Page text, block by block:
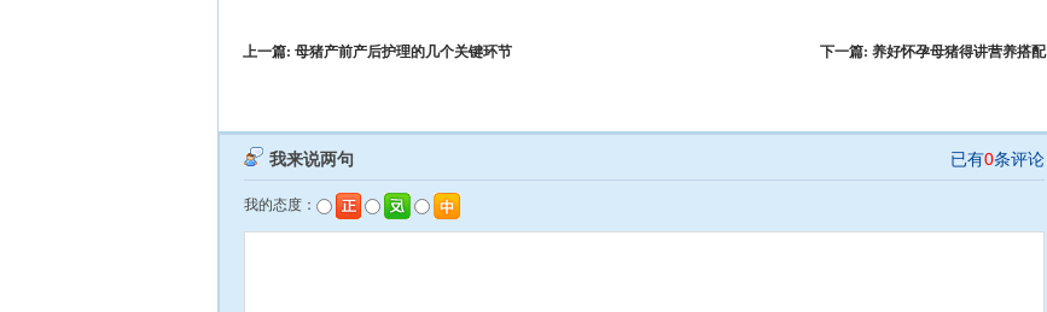
上一篇: 母猪产前产后护理的几个关键环节 下一篇: 养好怀孕母猪得讲营养搭配